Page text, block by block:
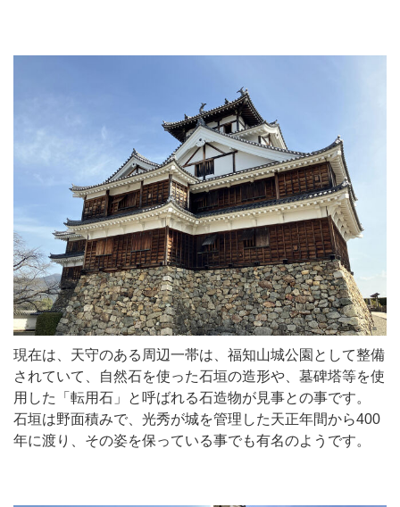
現在は、天守のある周辺一帯は、福知山城公園として整備
されていて、自然石を使った石垣の造形や、墓碑塔等を使
用した「転用石」と呼ばれる石造物が見事との事です。
石垣は野面積みで、光秀が城を管理した天正年間から400
年に渡り、その姿を保っている事でも有名のようです。